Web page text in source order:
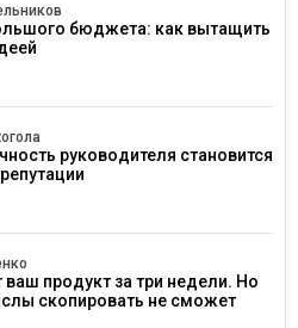
бюджета: как вытащить
руководителя становится
ваш продукт за три недели. Но
скопировать не сможет